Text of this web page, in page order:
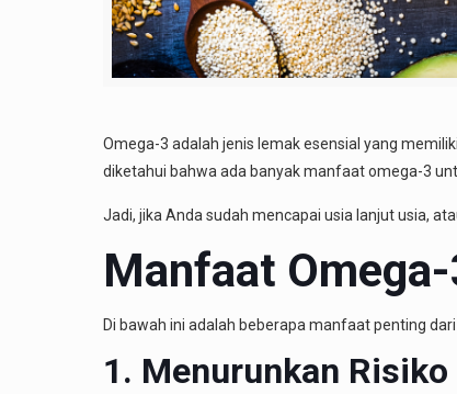
Omega-3 adalah jenis lemak esensial yang
diketahui bahwa ada banyakmanfaat omega-3
Jadi, jika Anda sudah mencapai usia lanjut usia,
Manfaat
Di bawah ini adalah beberapa manfaat penting
1. Menurunkan Risiko